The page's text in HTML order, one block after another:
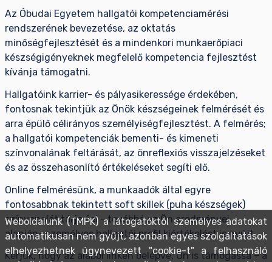
Az Óbudai Egyetem hallgatói kompetenciamérési
rendszerének bevezetése, az oktatás
minőségfejlesztését és a mindenkori munkaerőpiaci
készségigényeknek megfelelő kompetencia fejlesztést
kívánja támogatni.
Hallgatóink karrier- és pályasikeressége érdekében,
fontosnak tekintjük az Önök készségeinek felmérését és
arra épülő célirányos személyiségfejlesztést. A felmérés;
a hallgatói kompetenciák bementi- és kimeneti
színvonalának feltárását, az önreflexiós visszajelzéseket
és az összehasonlító értékeléseket segíti elő.
Online felmérésünk, a munkaadók által egyre
fontosabbnak tekintett soft skillek (puha készségek)
színvonalát tárja fel - továbbá az Ön eredményei
alapján- személyes hallgatói profil kiértékelést is nyújt.
Kérjük, hogy az alábbi linken belépve, Ön is támogassa – a
Weboldalunk (TMPK) a látogatóktól személyes adatokat
automatikusan nem gyűjt, azonban egyes szolgáltatások
elhelyezhetnek úgynevezett "cookie-t" a felhasználó